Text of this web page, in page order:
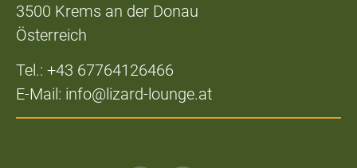
3500 Krems an der Donau
Österreich
Tel.: +43 67764126466
E-Mail: info@lizard-lounge.at